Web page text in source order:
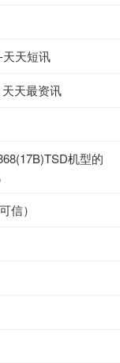
天短讯
天最资讯
机型的
信）